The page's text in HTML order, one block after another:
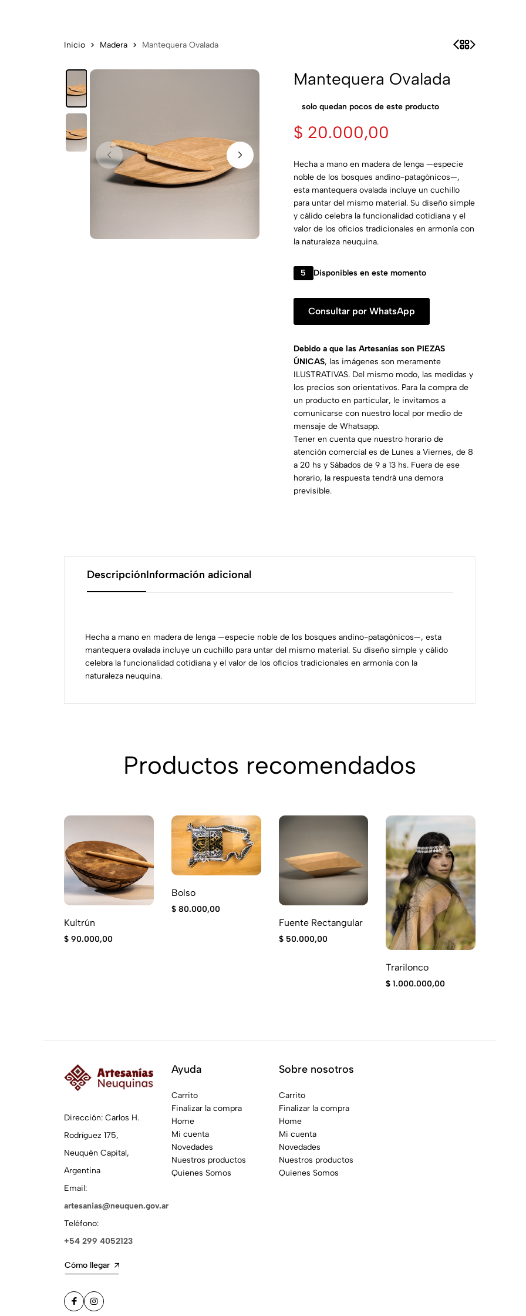
Inicio Madera Mantequera Ovalada
Mantequera Ovalada
solo quedan pocos de este producto
$ 20.000,00
Hecha a mano en madera de lenga —especie
noble de los bosques andino-patagónicos—,
esta mantequera ovalada incluye un cuchillo
para untar del mismo material. Su diseño simple
y cálido celebra la funcionalidad cotidiana y el
valor de los oficios tradicionales en armonía con
la naturaleza neuquina.
5 Disponibles en este momento
Consultar por WhatsApp
Debido a que las Artesanías son PIEZAS
ÚNICAS, las imágenes son meramente
ILUSTRATIVAS. Del mismo modo, las medidas y
los precios son orientativos. Para la compra de
un producto en particular, le invitamos a
comunicarse con nuestro local por medio de
mensaje de Whatsapp.
Tener en cuenta que nuestro horario de
atención comercial es de Lunes a Viernes, de 8
a 20 hs y Sábados de 9 a 13 hs. Fuera de ese
horario, la respuesta tendrá una demora
previsible.
DescripciónInformación adicional
Hecha a mano en madera de lenga —especie noble de los bosques andino-patagónicos—, esta
mantequera ovalada incluye un cuchillo para untar del mismo material. Su diseño simple y cálido
celebra la funcionalidad cotidiana y el valor de los oficios tradicionales en armonía con la
naturaleza neuquina.
Productos recomendados
Kultrún
$ 90.000,00
Bolso
$80.000,00
Fuente Rectangular
$50.000,00
Trarilonco
$ 1.000.000,00
Dirección: Carlos H.
Rodríguez 175,
Neuquén Capital,
Argentina
Email:
artesanias@neuquen.gov.ar
Teléfono:
+54 299 4052123
Cómo llegar
Ayuda
Carrito
Finalizar la compra
Home
Mi cuenta
Novedades
Nuestros productos
Quienes Somos
Sobre nosotros
Carrito
Finalizar la compra
Home
Mi cuenta
Novedades
Nuestros productos
Quienes Somos